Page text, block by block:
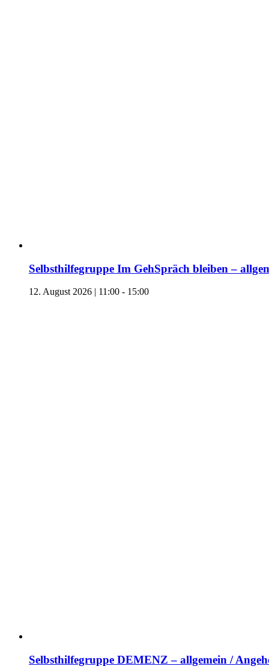
Selbsthilfegruppe Im GehSpräch bleiben –
12. August 2026 | 11:00 - 15:00
Selbsthilfegruppe DEMENZ – allgemein /